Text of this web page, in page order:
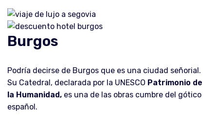
Burgos
Podría decirse de Burgos que es una ciudad señorial.
Su Catedral, declarada por la UNESCO Patrimonio de
la Humanidad, es una de las obras cumbre del gótico
español.